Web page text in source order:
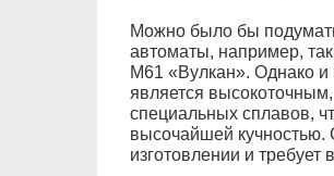
Можно было бы
автоматы, например,
M61 «Вулкан». Однако
является
специальных сплавов,
высочайшей
изготовлении и